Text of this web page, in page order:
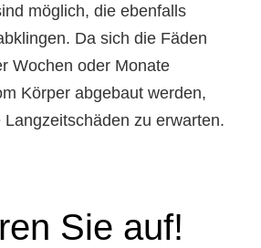
möglich, die ebenfalls
Da sich die Fäden
Wochen oder Monate
Körper abgebaut werden,
zu erwarten.
Sie auf!